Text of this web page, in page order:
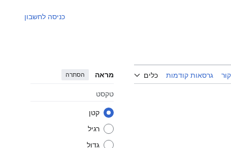
כניסה לחשבון
גרסאות קודמות כלים מראה הסתרה
טקסט
קטן
רגיל
גדול